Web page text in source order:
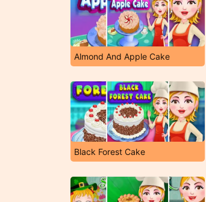
Almond And Apple Cake
Black Forest Cake